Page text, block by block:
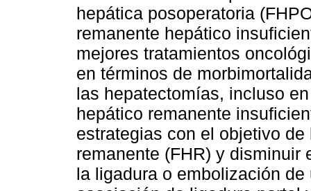
hepática posoperatoria
remanente hepático
mejores tratamientos
en términos de
las hepatectomías, incluso
hepático remanente
estrategias con el objetivo
remanente (FHR) y disminuir
la ligadura o embolización